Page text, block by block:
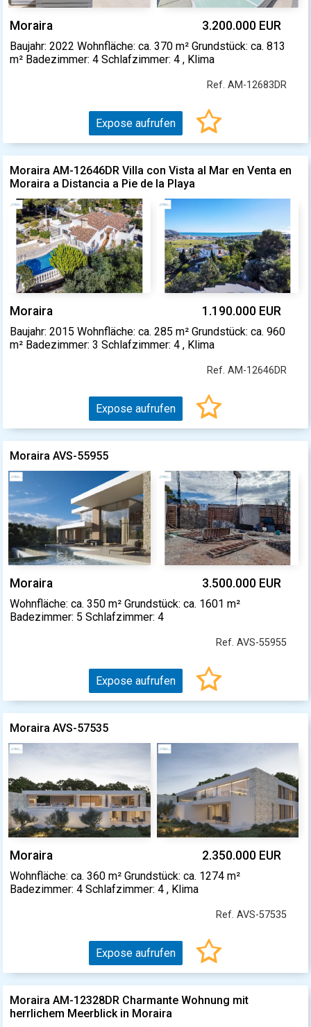
Moraira 3.200.000 EUR
Baujahr: 2022 Wohnfläche: ca. 370 m² Grundstück: ca. 813
m² Badezimmer: 4 Schlafzimmer: 4 , Klima
Ref. AM-12683DR
Expose aufrufen
Moraira AM-12646DR Villa con Vista al Mar en Venta en
Moraira a Distancia a Pie de la Playa
Moraira 1.190.000 EUR
Baujahr: 2015 Wohnfläche: ca. 285 m² Grundstück: ca. 960
m² Badezimmer: 3 Schlafzimmer: 4 , Klima
Ref. AM-12646DR
Expose aufrufen
Moraira AVS-55955
Moraira 3.500.000 EUR
Wohnfläche: ca. 350 m² Grundstück: ca. 1601 m²
Badezimmer: 5 Schlafzimmer: 4
Ref. AVS-55955
Expose aufrufen
Moraira AVS-57535
Moraira 2.350.000 EUR
Wohnfläche: ca. 360 m² Grundstück: ca. 1274 m²
Badezimmer: 4 Schlafzimmer: 4 , Klima
Ref. AVS-57535
Expose aufrufen
Moraira AM-12328DR Charmante Wohnung mit
herrlichem Meerblick in Moraira